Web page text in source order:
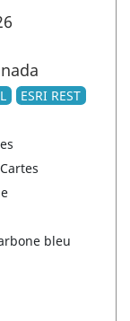
ESRI REST
Cartes
bleu